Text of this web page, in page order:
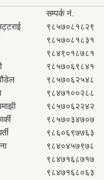
सम्पर्क नं.
९८५७०८१८२९
९८५७०८१८३१
९८४९०१८७८१
९८५७०६९८४१
९८५७०६२५४८
९८४७१००२८८
९८५७०६२२४२
९८५७०३४७०७
९८६०६९७७६३
९८४०४५७९७८
९८४७१६८७१७
९८४७१६८०६३